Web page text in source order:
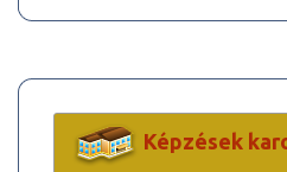
Képzések